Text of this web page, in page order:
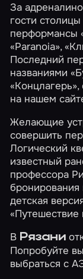
За
гости
перформансы
«Paranoia»,
Последний
названиями
на нашем
Желающие
совершить
Логический
известный
профессора
детская
«Путешествие
В Рязани
Попробуйте
выбраться с